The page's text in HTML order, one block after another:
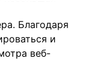
Благодаря
и
веб-